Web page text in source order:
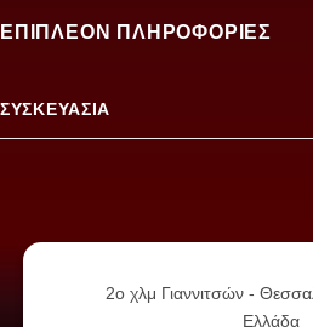
ΕΠΙΠΛΈΟΝ ΠΛΗΡΟΦΟΡΊΕΣ
ΣΥΣΚΕΥΑΣΊΑ
2ο χλμ Γιαννιτσών -
Ελλάδα